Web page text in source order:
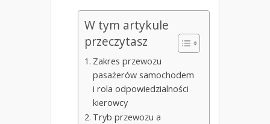
W tym artykule
przeczytasz
Zakres przewozu
pasażerów samochodem
i rola odpowiedzialności
kierowcy
Tryb przewozu a